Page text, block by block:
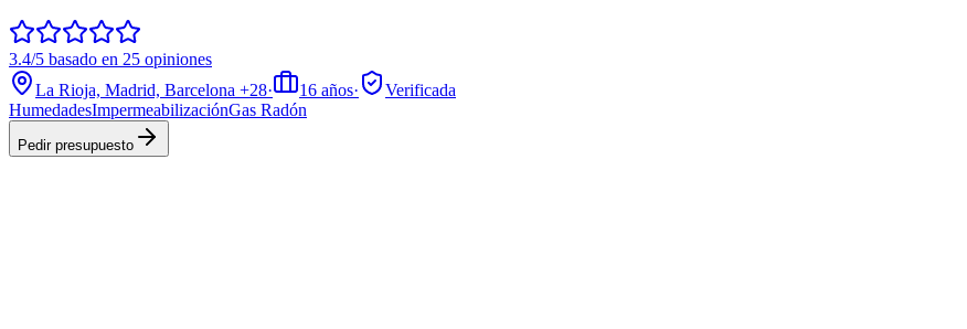
3.4/5 basado en 25 opiniones
La Rioja, Madrid, Barcelona +28· 16 años·
Verificada
HumedadesImpermeabilizaciónGas Radón
Pedir presupuesto